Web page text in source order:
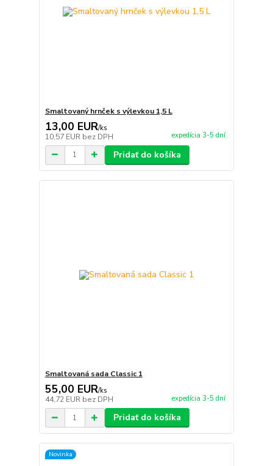
Smaltovaný hrnček s výlevkou 1,5 L
13,00 EUR/ks
10,57 EUR bez DPH expedícia 3-5 dní
Pridať do košíka
Smaltovaná sada Classic 1
55,00 EUR/ks
44,72 EUR bez DPH expedícia 3-5 dní
Pridať do košíka
Novinka